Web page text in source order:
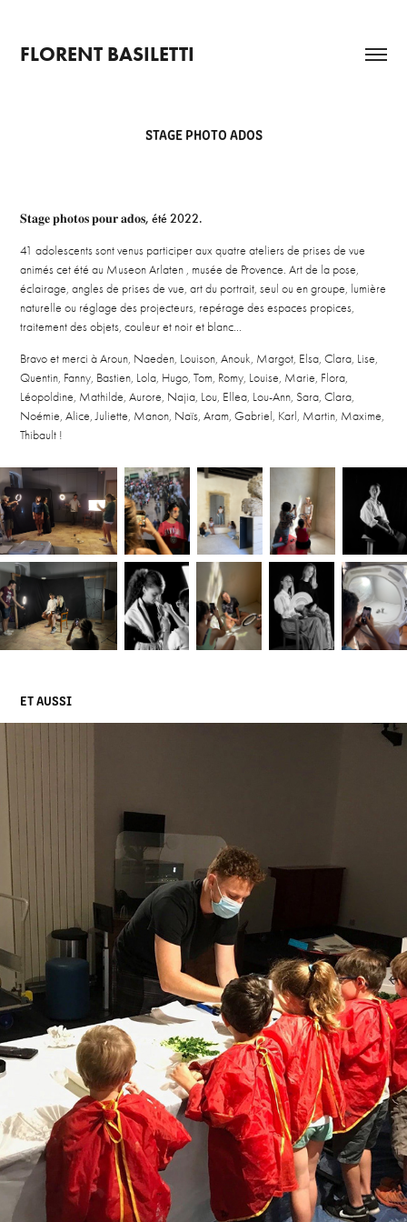
FLORENT BASILETTI
STAGE PHOTO ADOS
𝐒𝐭𝐚𝐠𝐞 𝐩𝐡𝐨𝐭𝐨𝐬 𝐩𝐨𝐮𝐫 𝐚𝐝𝐨𝐬, été 2022.
41 adolescents sont venus participer aux quatre ateliers de prises de vue
animés cet été au Museon Arlaten , musée de Provence. Art de la pose,
éclairage, angles de prises de vue, art du portrait, seul ou en groupe, lumière
naturelle ou réglage des projecteurs, repérage des espaces propices,
traitement des objets, couleur et noir et blanc...
Bravo et merci à Aroun, Naeden, Louison, Anouk, Margot, Elsa, Clara, Lise,
Quentin, Fanny, Bastien, Lola, Hugo, Tom, Romy, Louise, Marie, Flora,
Léopoldine, Mathilde, Aurore, Najia, Lou, Ellea, Lou-Ann, Sara, Clara,
Noémie, Alice, Juliette, Manon, Naïs, Aram, Gabriel, Karl, Martin, Maxime,
Thibault !
ET AUSSI
ROUVRIR LE MONDE
2021